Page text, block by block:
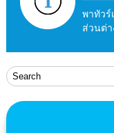
พาทัวร์
ส่วนต่า